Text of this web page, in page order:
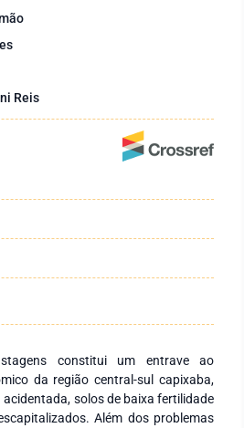
Reis
constitui um entrave ao
da região central-sul capixaba,
solos de baixa fertilidade
Além dos problemas